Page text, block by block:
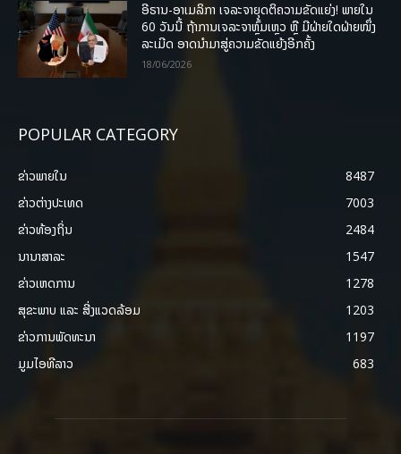
ອີຣານ-ອາເມລິກາ ເຈລະຈາຍຸດຕິຄວາມຂັດແຍ່ງ! ພາຍໃນ
60 ວັນນີ້ ຖ້າການເຈລະຈາຫຼົ້ມເຫຼວ ຫຼື ມີຝ່າຍໃດຝ່າຍໜຶ່ງ
ລະເມີດ ອາດນໍາມາສູ່ຄວາມຂັດແຍ້ງອີກຄັ້ງ
18/06/2026
POPULAR CATEGORY
ຂ່າວພາຍ​ໃນ
8487
ຂ່າວຕ່າງປະເທດ
7003
ຂ່າວທ້ອງຖິ່ນ
2484
ນານາສາລະ
1547
ຂ່າວເຫດການ
1278
ສຸຂະພາບ ແລະ ສີ່ງແວດລ້ອມ
1203
ຂ່າວການພັດທະນາ
1197
ມູມໄອທີລາວ
683